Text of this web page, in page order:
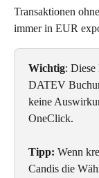
Transaktionen
immer in EUR
Wichtig: Diese
DATEV
keine
OneClick.
Tipp: Wenn
Candis die